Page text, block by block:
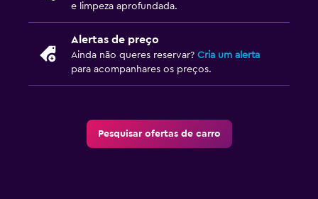
e limpeza aprofundada.
Alertas de preço
Ainda não queres reservar? Cria um alerta
para acompanhares os preços.
Pesquisar ofertas de carro